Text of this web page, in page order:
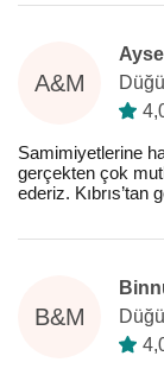
A&M
Samimiyetlerine
gerçekten çok
ederiz. Kıbrıs’tan
B&M